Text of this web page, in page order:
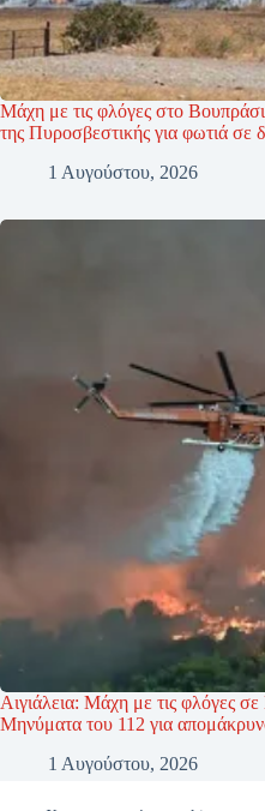
Μάχη με τις φλόγες στο
της Πυροσβεστικής για φωτιά σε
1 Αυγούστου, 2026
Αιγιάλεια: Μάχη με τις φλόγες
Μηνύματα του 112 για
1 Αυγούστου, 2026